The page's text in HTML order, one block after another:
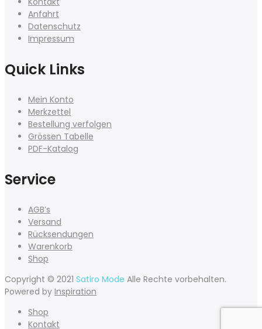
Anfahrt
Datenschutz
Impressum
Quick Links
Mein Konto
Merkzettel
Bestellung verfolgen
Grössen Tabelle
PDF-Katalog
Service
AGB’s
Versand
Rücksendungen
Warenkorb
Shop
Copyright © 2021 Satiro Mode Alle Rechte vorbehalten.
Powered by Inspiration
Shop
Kontakt